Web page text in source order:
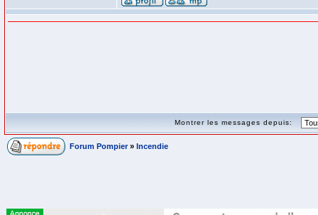
Montrer les messages depuis:
Forum Pompier » Incendie